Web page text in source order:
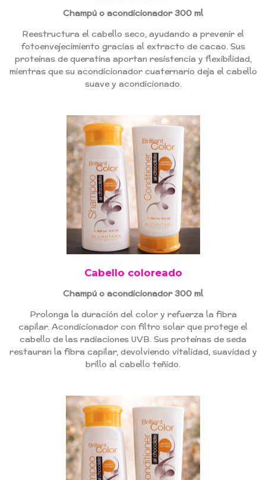
Champú o acondicionador 300 ml
Reestructura el cabello seco, ayudando a prevenir el
fotoenvejecimiento gracias al extracto de cacao. Sus
proteínas de queratina aportan resistencia y flexibilidad,
mientras que su acondicionador cuaternario deja el cabello
suave y acondicionado.
Cabello coloreado
Champú o acondicionador 300 ml
Prolonga la duración del color y refuerza la fibra
capilar. Acondicionador con filtro solar que protege el
cabello de las radiaciones UVB. Sus proteínas de seda
restauran la fibra capilar, devolviendo vitalidad, suavidad y
brillo al cabello teñido.